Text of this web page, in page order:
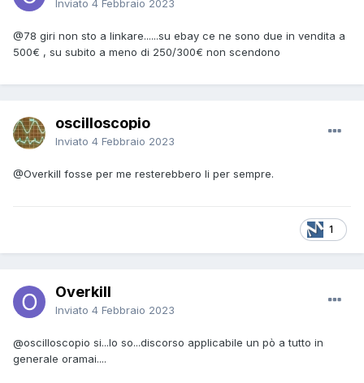
Inviato 4 Febbraio 2023
@78 giri non sto a linkare......su ebay ce ne sono due in vendita a
500€ , su subito a meno di 250/300€ non scendono
oscilloscopio
Inviato 4 Febbraio 2023
@Overkill fosse per me resterebbero li per sempre.
1
Overkill
Inviato 4 Febbraio 2023
@oscilloscopio si...lo so...discorso applicabile un pò a tutto in
generale oramai....